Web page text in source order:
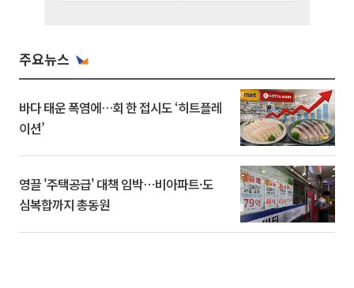
주요뉴스
바다 태운 폭염에…회 한 접시도 ‘히트플레
이션’
영끌 '주택공급' 대책 임박⋯비아파트·도
심복합까지 총동원